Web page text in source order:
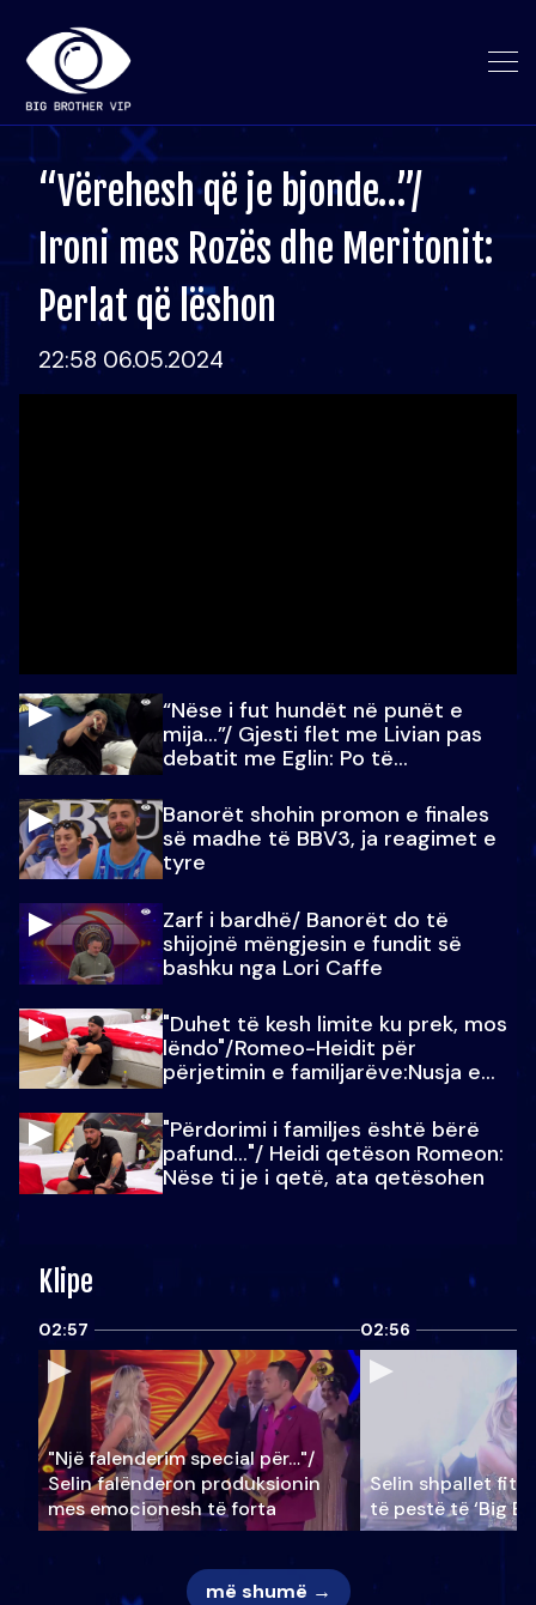
“Vërehesh që je bjonde…”/
Ironi mes Rozës dhe Meritonit:
Perlat që lëshon
22:58 06.05.2024
“Nëse i fut hundët në punët e
mija…”/ Gjesti flet me Livian pas
debatit me Eglin: Po të
Banorët shohin promon e finales
së madhe të BBV3, ja reagimet e
tyre
Zarf i bardhë/ Banorët do të
shijojnë mëngjesin e fundit së
bashku nga Lori Caffe
"Duhet të kesh limite ku prek, mos
lëndo"/Romeo-Heidit për
përjetimin e familjarëve:Nusja e
"Përdorimi i familjes është bërë
pafund…"/ Heidi qetëson Romeon:
Nëse ti je i qetë, ata qetësohen
Klipe
02:57
"Një falenderim special për…"/
Selin falënderon produksionin
mes emocionesh të forta
02:56
Selin shpallet
të pestë të ‘Big
më shumë →